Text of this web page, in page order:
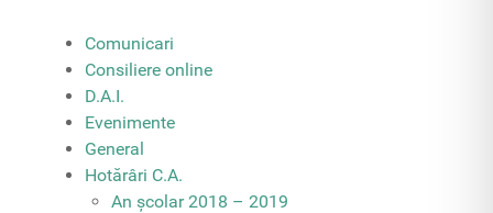
Comunicari
Consiliere online
D.A.I.
Evenimente
General
Hotărâri C.A.
An școlar 2018 – 2019